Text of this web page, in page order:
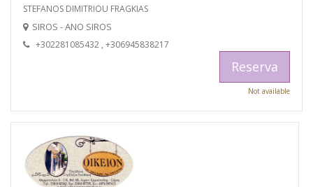
STEFANOS DIMITRIOU FRAGKIAS
SIROS - ANO SIROS
+302281085432 , +306945838217
Reserva
Not available